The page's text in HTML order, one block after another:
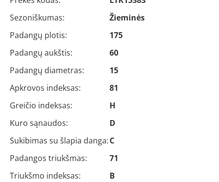
Sezoniškumas:
Žieminės
Padangų plotis:
175
Padangų aukštis:
60
Padangų diametras:
15
Apkrovos indeksas:
81
Greičio indeksas:
H
Kuro sąnaudos:
D
Sukibimas su šlapia danga:C
Padangos triukšmas:
71
Triukšmo indeksas:
B